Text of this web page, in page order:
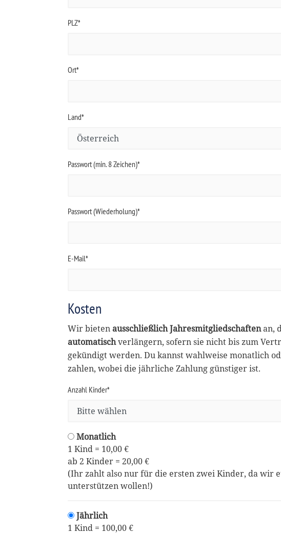
PLZ*
Ort*
Land*
Passwort (min. 8 Zeichen)*
Passwort (Wiederholung)*
E-Mail*
Kosten
Wir bietenausschließlich Jahresmitgliedschaftenan,
automatischverlängern, sofern sie nicht bis zum
gekündigt werden. Du kannst wahlweise monatlich
zahlen, wobei die jährliche Zahlung günstiger ist.
Anzahl Kinder*
Monatlich
1 Kind = 10,00 €
ab 2 Kinder = 20,00 €
(Ihr zahlt also nur für die ersten zwei Kinder, da wir
unterstützen wollen!)
Jährlich
1 Kind = 100,00 €